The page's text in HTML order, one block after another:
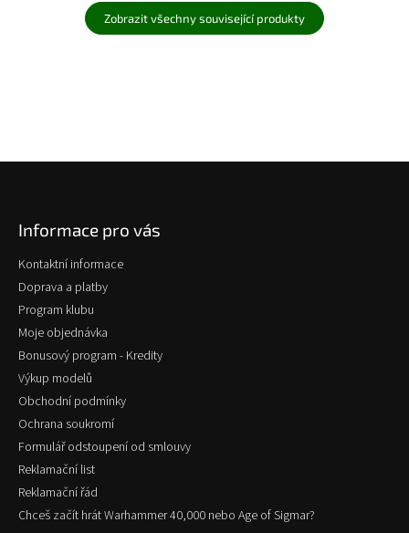
Zobrazit všechny související produkty
Informace pro vás
Kontaktní informace
Doprava a platby
Program klubu
Moje objednávka
Bonusový program - Kredity
Výkup modelů
Obchodní podmínky
Ochrana soukromí
Formulář odstoupení od smlouvy
Reklamační list
Reklamační řád
Chceš začít hrát Warhammer 40,000 nebo Age of Sigmar?